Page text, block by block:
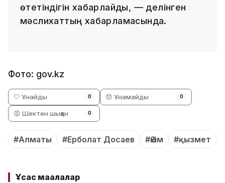
өтетіндігін хабарлайды, — делінген
мәслихаттың хабарламасында.
Фото: gov.kz
🤍 Ұнайды 0 😞 Ұнамайды 0
😡 Шектен шыққан 0
#Алматы #Ерболат Досаев #Әкім #қызмет
Ұқсас мақалалар